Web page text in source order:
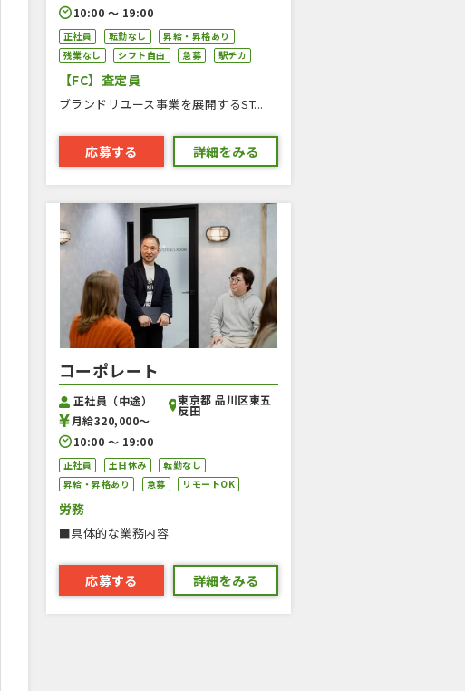
10:00 〜 19:00
正社員 転勤なし
昇給・昇格あり
残業なし
シフト自由 急募 駅チカ
【FC】査定員
ブランドリユース事業を展開するST...
応募する 詳細をみる
コーポレート
正社員（中途）
月給320,000〜
10:00 〜 19:00
東京都 品川区東五
反田
正社員 土日休み
転勤なし
昇給・昇格あり
急募 リモートOK
労務
■具体的な業務内容
応募する 詳細をみる